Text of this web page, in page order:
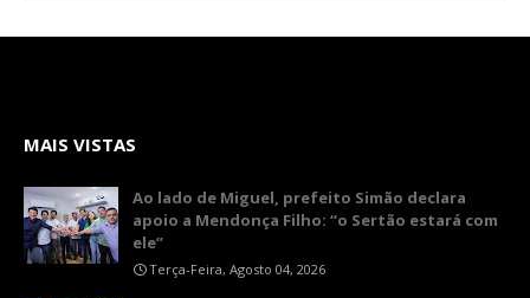
MAIS VISTAS
Ao lado de Miguel, prefeito Simão declara
apoio a Mendonça Filho: “o Sertão estará com
ele”
Terça-Feira, Agosto 04, 2026